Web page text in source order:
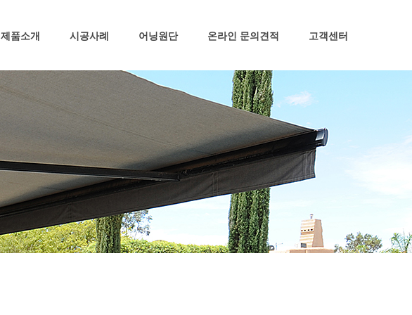
제품소개 시공사례 어닝원단 온라인 문의견적 고객센터